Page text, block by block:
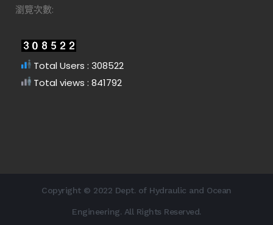
瀏覽次數:
Total Users : 308522
Total views : 841792
Copyright © 2022 Dept. of Hydraulic and Ocean
Engineering. All Rights Reserved.